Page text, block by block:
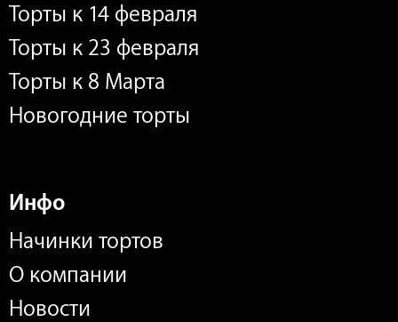
Торты к 14 февраля
Торты к 23 февраля
Торты к 8 Марта
Новогодние торты
Инфо
Начинки тортов
О компании
Новости